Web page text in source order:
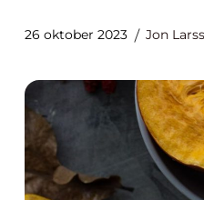
26 oktober 2023 Jon